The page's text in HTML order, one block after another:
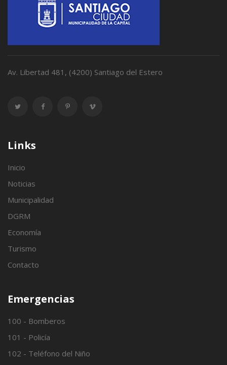
Av. Libertad 481, (4200) Santiago del Estero
Links
Inicio
Noticias
Municipalidad
DGRM
Economía
Turismo
Contacto
Emergencias
100 - Bomberos
101 - Policía
102 - Teléfono del Niño